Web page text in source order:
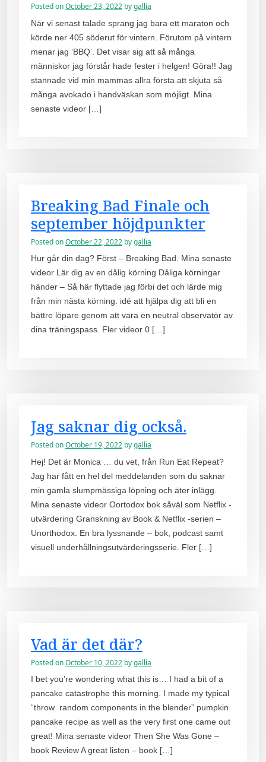
Posted onOctober 23, 2022 bygallia
När vi senast talade sprang jag bara ett maraton och
körde ner 405 söderut för vintern. Förutom på vintern
menar jag ‘BBQ’. Det visar sig att så många
människor jag förstår hade fester i helgen! Göra!! Jag
stannade vid min mammas allra första att skjuta så
många avokado i handväskan som möjligt. Mina
senaste videor […]
Breaking Bad Finale och
september höjdpunkter
Posted onOctober 22, 2022 bygallia
Hur går din dag? Först – Breaking Bad. Mina senaste
videor Lär dig av en dålig körning Dåliga körningar
händer – Så här flyttade jag förbi det och lärde mig
från min nästa körning. idé att hjälpa dig att bli en
bättre löpare genom att vara en neutral observatör av
dina träningspass. Fler videor 0 […]
Jag saknar dig också.
Posted onOctober 19, 2022 bygallia
Hej! Det är Monica … du vet, från Run Eat Repeat?
Jag har fått en hel del meddelanden som du saknar
min gamla slumpmässiga löpning och äter inlägg.
Mina senaste videor Oortodox bok såväl som Netflix -
utvärdering Granskning av Book & Netflix -serien –
Unorthodox. En bra lyssnande – bok, podcast samt
visuell underhållningsutvärderingsserie. Fler […]
Vad är det där?
Posted onOctober 10, 2022 bygallia
I bet you’re wondering what this is… I had a bit of a
pancake catastrophe this morning. I made my typical
“throw random components in the blender” pumpkin
pancake recipe as well as the very first one came out
great! Mina senaste videor Then She Was Gone –
book Review A great listen – book […]